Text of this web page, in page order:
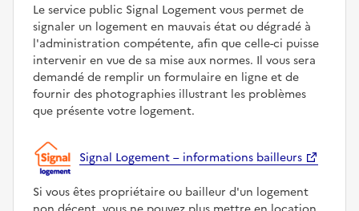
Le service public Signal Logement vous permet de
signaler un logement en mauvais état ou dégradé à
l'administration compétente, afin que celle-ci puisse
intervenir en vue de sa mise aux normes. Il vous sera
demandé de remplir un formulaire en ligne et de
fournir des photographies illustrant les problèmes
que présente votre logement.
Signal Logement – informations bailleurs
Si vous êtes propriétaire ou bailleur d'un logement